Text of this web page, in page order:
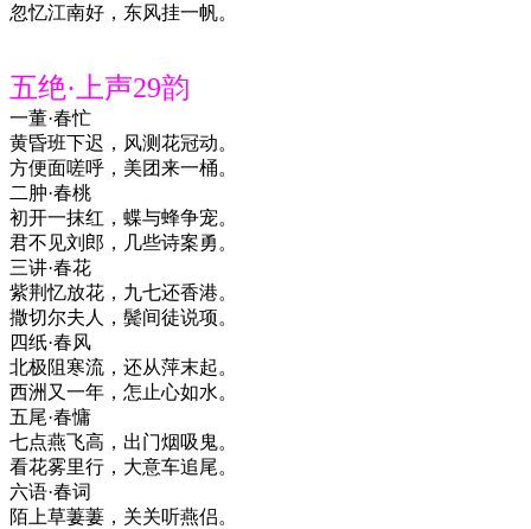
忽忆江南好，东风挂一帆。
五绝·上声29韵
一董·春忙
黄昏班下迟，风测花冠动。
方便面嗟呼，美团来一桶。
二肿·春桃
初开一抹红，蝶与蜂争宠。
君不见刘郎，几些诗案勇。
三讲·春花
紫荆忆放花，九七还香港。
撒切尔夫人，鬓间徒说项。
四纸·春风
北极阻寒流，还从萍末起。
西洲又一年，怎止心如水。
五尾·春慵
七点燕飞高，出门烟吸鬼。
看花雾里行，大意车追尾。
六语·春词
陌上草萋萋，关关听燕侣。